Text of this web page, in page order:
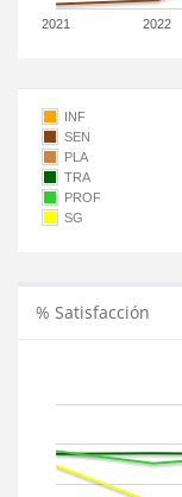
2021 2022
INF
SEN
PLA
TRA
PROF
SG
% Satisfacción